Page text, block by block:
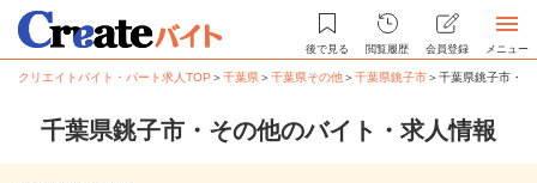
後で見る 閲覧履歴 会員登録 メニュー
クリエイトバイト・パート求人TOP ＞千葉県＞千葉県その他＞千葉県銚子市＞千葉県銚子市・
千葉県銚子市・その他のバイト・求人情報